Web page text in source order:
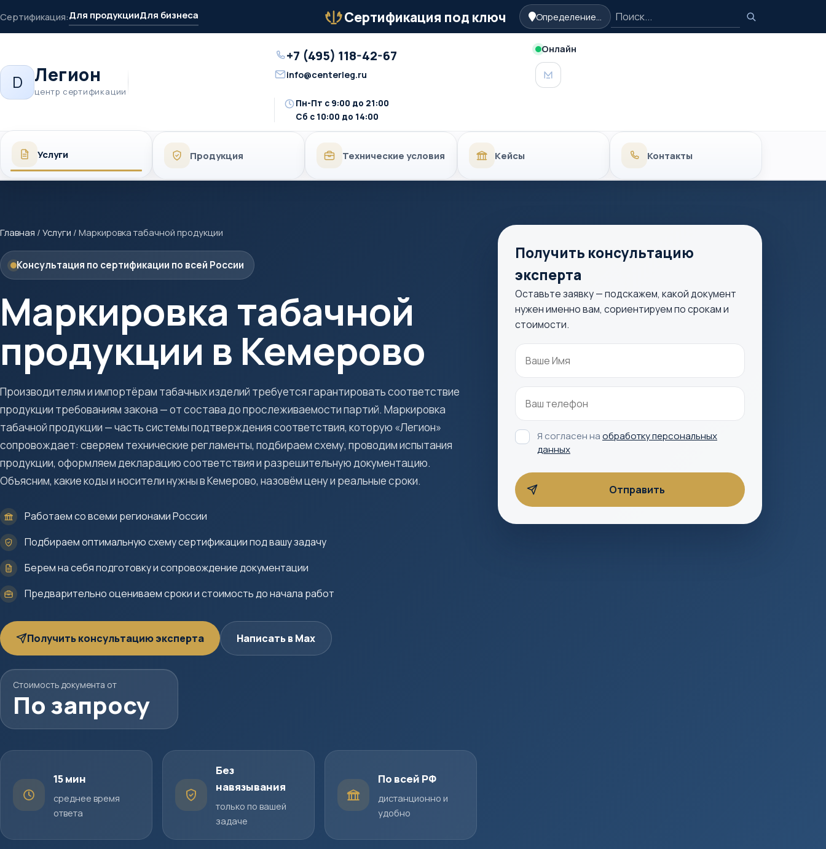
Сертификация:Для продукцииДля бизнеса
Бейдж
Сертификация под ключ Определение... Поиск
Поиск
D Легион
центр сертификации
Телефон
+7 (495) 118-42-67
Email
info@centerleg.ru
Онлайн
MAX
Время
работы
Пн-Пт с 9:00 до 21:00
Сб с 10:00 до 14:00
Услуги Продукция Технические условия Кейсы Контакты
Главная / Услуги / Маркировка табачной продукции
Консультация по сертификации по всей России
Маркировка табачной
продукции в Кемерово
Производителям и импортёрам табачных изделий требуется гарантировать соответствие
продукции требованиям закона — от состава до прослеживаемости партий. Маркировка
табачной продукции — часть системы подтверждения соответствия, которую «Легион»
сопровождает: сверяем технические регламенты, подбираем схему, проводим испытания
продукции, оформляем декларацию соответствия и разрешительную документацию.
Объясним, какие коды и носители нужны в Кемерово, назовём цену и реальные сроки.
Работаем со всеми регионами России
Подбираем оптимальную схему сертификации под вашу задачу
Берем на себя подготовку и сопровождение документации
Предварительно оцениваем сроки и стоимость до начала работ
Получить консультацию эксперта Написать в Max
Стоимость документа от
По запросу
15 мин
среднее время
ответа
Без
навязывания
только по вашей
задаче
По всей РФ
дистанционно и
удобно
Получить консультацию
эксперта
Оставьте заявку — подскажем, какой документ
нужен именно вам, сориентируем по срокам и
стоимости.
Я согласен наобработку персональных
данных